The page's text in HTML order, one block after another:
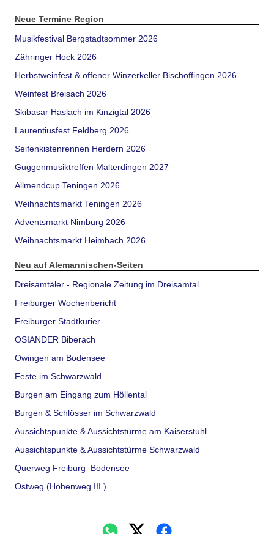
Neue Termine Region
Musikfestival Bergstadtsommer 2026
Zähringer Hock 2026
Herbstweinfest & offener Winzerkeller Bischoffingen 2026
Weinfest Breisach 2026
Skibasar Haslach im Kinzigtal 2026
Laurentiusfest Feldberg 2026
Seifenkistenrennen Herdern 2026
Guggenmusiktreffen Malterdingen 2027
Allmendcup Teningen 2026
Weihnachtsmarkt Teningen 2026
Adventsmarkt Nimburg 2026
Weihnachtsmarkt Heimbach 2026
Neu auf Alemannischen-Seiten
Dreisamtäler - Regionale Zeitung im Dreisamtal
Freiburger Wochenbericht
Freiburger Stadtkurier
OSIANDER Biberach
Owingen am Bodensee
Feste im Schwarzwald
Burgen am Eingang zum Höllental
Burgen & Schlösser im Schwarzwald
Aussichtspunkte & Aussichtstürme am Kaiserstuhl
Aussichtspunkte & Aussichtstürme Schwarzwald
Querweg Freiburg–Bodensee
Ostweg (Höhenweg III.)